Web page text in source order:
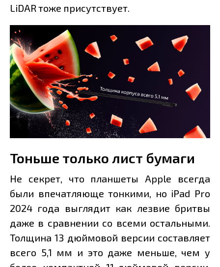
LiDAR тоже присутствует.
Тоньше только лист бумаги
Не секрет, что планшеты Apple всегда
были впечатляюще тонкими, но iPad Pro
2024 года выглядит как лезвие бритвы
даже в сравнении со всеми остальными.
Толщина 13 дюймовой версии составляет
всего 5,1 мм и это даже меньше, чем у